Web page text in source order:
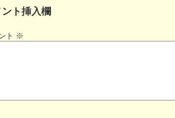
ント挿入欄
ト ※